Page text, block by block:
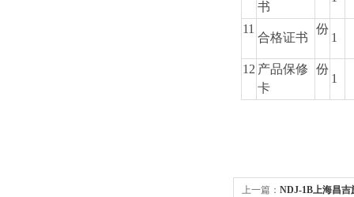
书
11
合格证书
份
1
1 2 产品保修
卡
份
1
上一篇： NDJ-1B上海昌